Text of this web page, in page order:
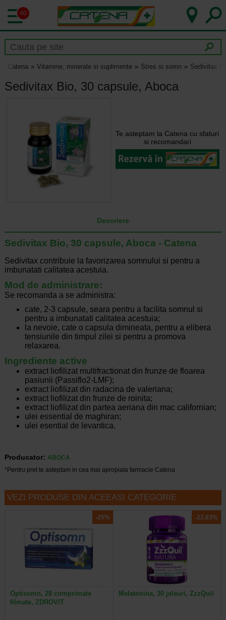
40
Catena Vitamine, minerale si suplimente Stres si somn Sedivitax
Sedivitax Bio, 30 capsule, Aboca
Te asteptam la Catena cu sfaturi
si recomandari
Descriere
Sedivitax Bio, 30 capsule, Aboca - Catena
Sedivitax contribuie la favorizarea somnului si pentru a
imbunatati calitatea acestuia.
Mod de administrare:
Se recomanda a se administra:
cate, 2-3 capsule, seara pentru a facilita somnul si
pentru a imbunatati calitatea acestuia;
la nevoie, cate o capsula dimineata, pentru a elibera
tensiunile din timpul zilei si pentru a promova
relaxarea.
Ingrediente active
extract liofilizat multifractionat din frunze de floarea
pasiunii (Passiflo2-LMF);
extract liofilizat din radacina de valeriana;
extract liofilizat din frunze de roinita;
extract liofilizat din partea aeriana din mac californian;
ulei essential de maghiran;
ulei esential de levantica.
Producator: ABOCA
*Pentru pret te asteptam in cea mai apropiata farmacie Catena
VEZI PRODUSE DIN ACEEASI CATEGORIE
-25%
Optisomn, 28 comprimate
filmate, ZDROVIT
-22,63%
Melatonina, 30 jeleuri, ZzzQuil